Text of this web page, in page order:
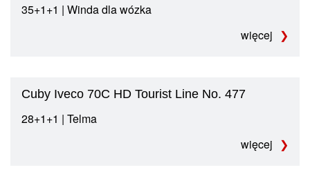
35+1+1 | Winda dla wózka
więcej
Cuby Iveco 70C HD Tourist Line No. 477
28+1+1 | Telma
więcej